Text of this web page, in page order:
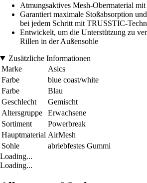
Atmungsaktives Mesh-Obermaterial
Garantiert maximale Stoßabsorption
bei jedem Schritt mit TRUSSTIC-
Entwickelt, um die Unterstützung zu
Rillen in der Außensohle
Zusätzliche Informationen
Marke
Asics
Farbe
blue coast/white
Farbe
Blau
Geschlecht
Gemischt
Altersgruppe
Erwachsene
Sortiment
Powerbreak
Hauptmaterial AirMesh
Sohle
abriebfestes Gummi
Loading...
Loading...